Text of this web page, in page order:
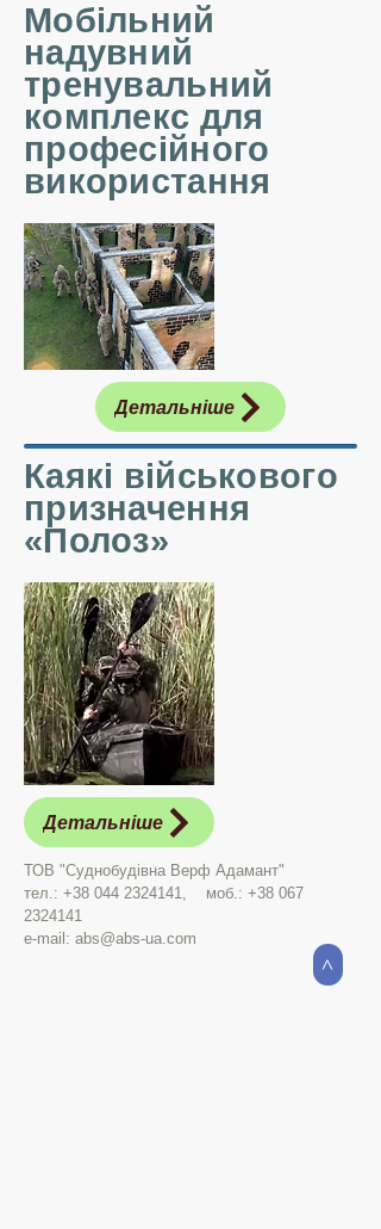
Мобільний
надувний
тренувальний
комплекс для
професійного
використання
Детальніше
Каякі військового
призначення
«Полоз»
Детальніше
ТОВ "Суднобудівна Верф Адамант"
тел.: +38 044 2324141, моб.: +38 067
2324141
e-mail: abs@abs-ua.com
>